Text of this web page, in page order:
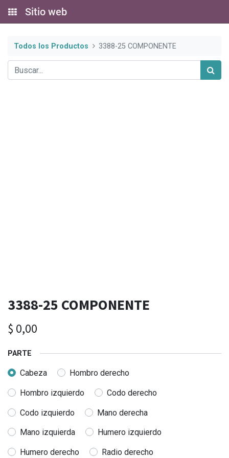
Sitio web
Todos los Productos 3388-25 COMPONENTE
3388-25 COMPONENTE
$ 0,00
PARTE
Cabeza Hombro derecho
Hombro izquierdo Codo derecho
Codo izquierdo Mano derecha
Mano izquierda Humero izquierdo
Humero derecho Radio derecho